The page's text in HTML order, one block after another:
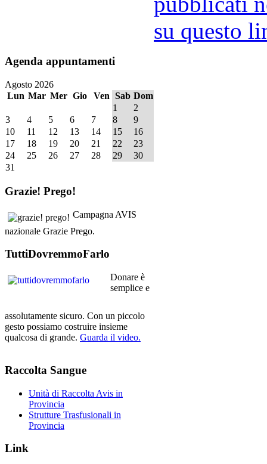
su questo
Agenda appuntamenti
Agosto 2026
Lun Mar Mer Gio Ven Sab Dom
1
2
3
4 5 6 7 8
9
10
11 12 13 14 15
16
17
18 19 20 21 22
23
24
25 26 27 28 29
30
31
Grazie! Prego!
Campagna AVIS
nazionale Grazie Prego.
TuttiDovremmoFarlo
Donare è
semplice e
assolutamente sicuro. Con un piccolo
gesto possiamo costruire insieme
qualcosa di grande. Guarda il video.
Raccolta Sangue
Unità di Raccolta Avis in
Provincia
Strutture Trasfusionali in
Provincia
Link